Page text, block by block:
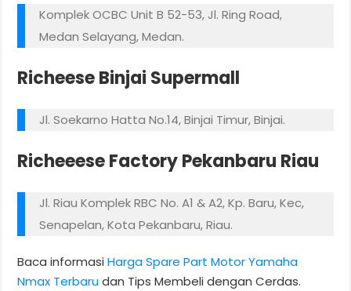
Komplek OCBC Unit B 52-53, Jl. Ring Road,
Medan Selayang, Medan.
Richeese Binjai Supermall
Jl. Soekarno Hatta No.14, Binjai Timur, Binjai.
Richeeese Factory Pekanbaru Riau
Jl. Riau Komplek RBC No. A1 & A2, Kp. Baru, Kec,
Senapelan, Kota Pekanbaru, Riau.
Baca informasiHarga Spare Part Motor Yamaha
Nmax Terbarudan Tips Membeli dengan Cerdas.